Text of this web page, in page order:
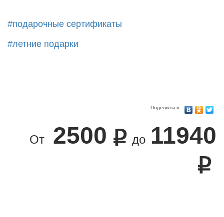
#подарочные сертификаты
#летние подарки
Поделиться
От 2500 до 11940